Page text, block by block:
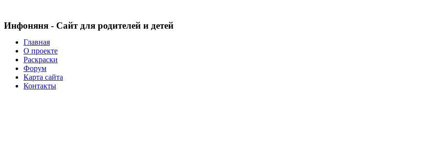
Инфоняня - Сайт для родителей и детей
Главная
О проекте
Раскраски
Форум
Карта сайта
Контакты